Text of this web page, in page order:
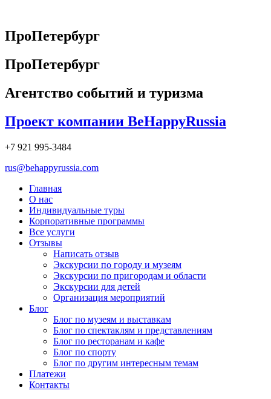
содержимому
ПроПетербург
ПроПетербург
Агентство событий и туризма
Проект компании BeHappyRussia
+7 921 995-3484
rus@behappyrussia.com
Главная
О нас
Индивидуальные туры
Корпоративные программы
Все услуги
Отзывы
Написать отзыв
Экскурсии по городу и музеям
Экскурсии по пригородам и области
Экскурсии для детей
Организация мероприятий
Блог
Блог по музеям и выставкам
Блог по спектаклям и представлениям
Блог по ресторанам и кафе
Блог по спорту
Блог по другим интересным темам
Платежи
Контакты